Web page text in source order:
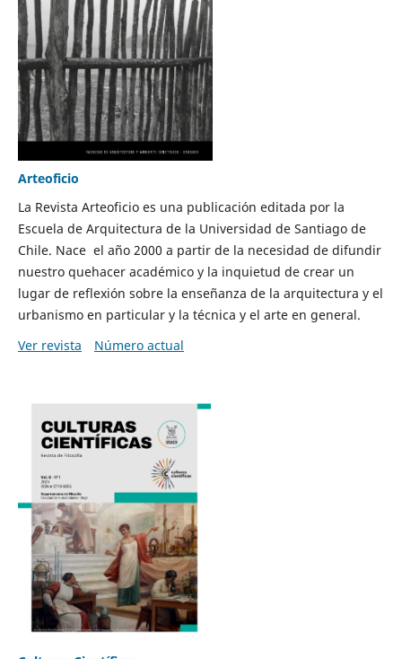
Arteoficio
La Revista Arteoficio es una publicación editada por la
Escuela de Arquitectura de la Universidad de Santiago de
Chile. Nace el año 2000 a partir de la necesidad de difundir
nuestro quehacer académico y la inquietud de crear un
lugar de reflexión sobre la enseñanza de la arquitectura y el
urbanismo en particular y la técnica y el arte en general.
Ver revista
Número actual